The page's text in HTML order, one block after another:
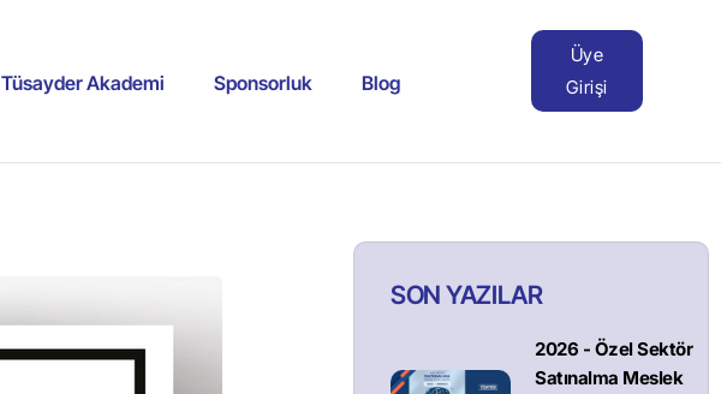
Tüsayder Akademi Sponsorluk Blog
Üye
Girişi
SON YAZILAR
2026 - Özel Sektör
Satınalma Meslek